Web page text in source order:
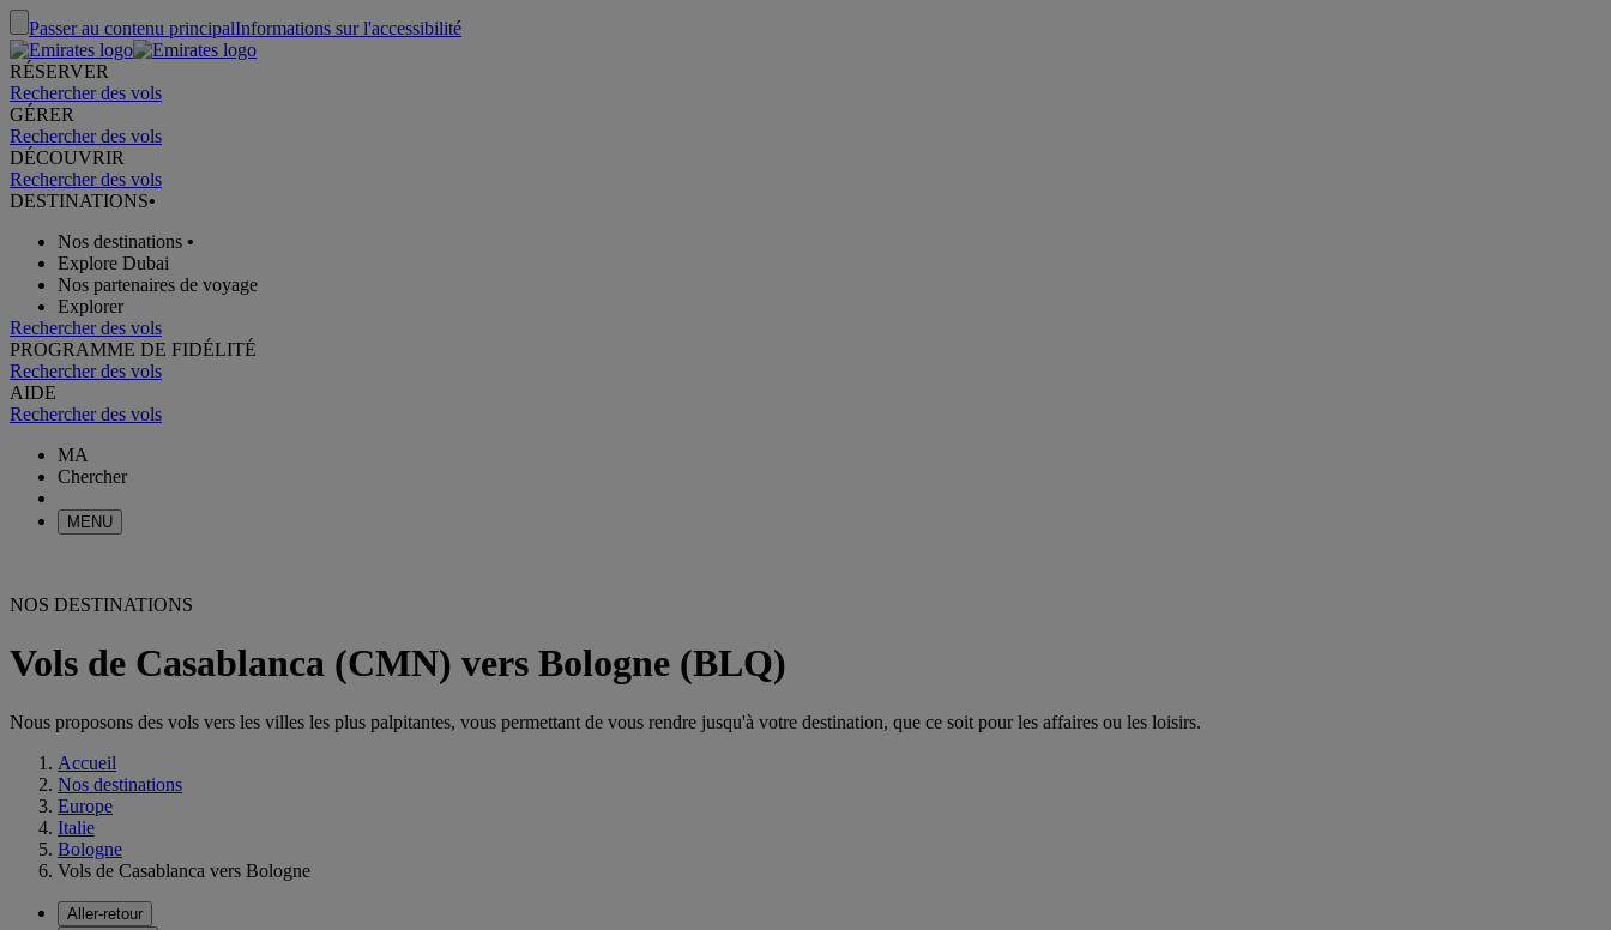
Passer au contenu principalInformations sur l'accessibilité
RÉSERVER
Rechercher des vols
GÉRER
Rechercher des vols
DÉCOUVRIR
Rechercher des vols
DESTINATIONS•
Nos destinations •
Explore Dubai
Nos partenaires de voyage
Explorer
Rechercher des vols
PROGRAMME DE FIDÉLITÉ
Rechercher des vols
AIDE
Rechercher des vols
MA
Chercher
MENU
NOS DESTINATIONS
Vols de Casablanca (CMN) vers Bologne (BLQ)
Nous proposons des vols vers les villes les plus palpitantes, vous permettant de vous rendre jusqu'à votre destination, que ce soit pour les affaires ou les loisirs.
Accueil
Nos destinations
Europe
Italie
Bologne
Vols de Casablanca vers Bologne
Aller-retour